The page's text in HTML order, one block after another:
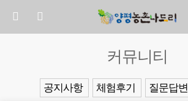
커뮤니티
공지사항 체험후기 질문답변